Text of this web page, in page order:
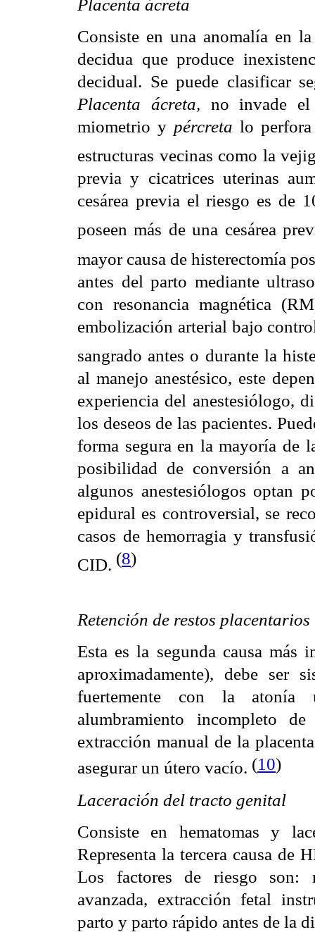
Placenta ácreta
Consiste en una anomalía en
decidua que produce
decidual. Se puede clasificar
Placenta ácreta, no invade
miometrio y pércreta lo
estructuras vecinas como la
previa y cicatrices uterinas
cesárea previa el riesgo es de
poseen más de una cesárea
mayor causa de histerectomía
antes del parto mediante
con resonancia magnética
embolización arterial bajo
sangrado antes o durante la
al manejo anestésico, este
experiencia del anestesiólogo,
los deseos de las pacientes.
forma segura en la mayoría de
posibilidad de conversión a
algunos anestesiólogos optan
epidural es controversial, se
casos de hemorragia y
CID. (8)
Retención de restos placentarios
Esta es la segunda causa más
aproximadamente), debe ser
fuertemente con la atonía
alumbramiento incompleto
extracción manual de la
asegurar un útero vacío. (10)
Laceración del tracto genital
Consiste en hematomas y
Representa la tercera causa de
Los factores de riesgo son:
avanzada, extracción fetal
parto y parto rápido antes de la